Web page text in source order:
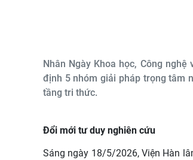
Nhân Ngày Khoa học, Công
định 5 nhóm giải pháp trọng tâm
tầng tri thức.
Đổi mới tư duy nghiên cứu
Sáng ngày 18/5/2026, Viện Hàn